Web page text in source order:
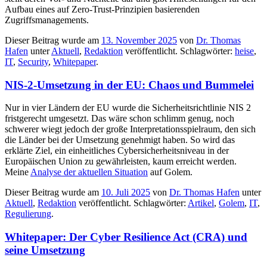
Aufbau eines auf Zero-Trust-Prinzipien basierenden
Zugriffsmanagements.
Dieser Beitrag wurde am 13. November 2025 von Dr. Thomas
Hafen unterAktuell, Redaktion veröffentlicht. Schlagwörter: heise,
IT, Security, Whitepaper.
NIS-2-Umsetzung in der EU: Chaos und Bummelei
Nur in vier Ländern der EU wurde die Sicherheitsrichtlinie NIS 2
fristgerecht umgesetzt. Das wäre schon schlimm genug, noch
schwerer wiegt jedoch der große Interpretationsspielraum, den sich
die Länder bei der Umsetzung genehmigt haben. So wird das
erklärte Ziel, ein einheitliches Cybersicherheitsniveau in der
Europäischen Union zu gewährleisten, kaum erreicht werden.
MeineAnalyse der aktuellen Situation auf Golem.
Dieser Beitrag wurde am 10. Juli 2025 von Dr. Thomas Hafen unter
Aktuell, Redaktion veröffentlicht. Schlagwörter: Artikel, Golem, IT,
Regulierung.
Whitepaper: Der Cyber Resilience Act (CRA) und
seine Umsetzung